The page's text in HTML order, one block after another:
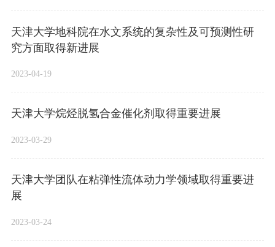
天津大学地科院在水文系统的复杂性及可预测性研
究方面取得新进展
2023-04-19
天津大学烷烃脱氢合金催化剂取得重要进展
2023-03-29
天津大学团队在粘弹性流体动力学领域取得重要进
展
2023-03-24